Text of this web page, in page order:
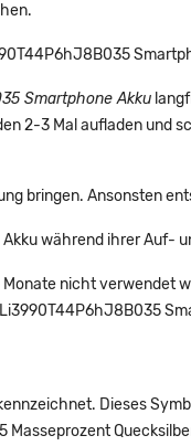
Smartphone Akku
2-3 Mal aufladen und
bringen. Ansonsten
während ihrer Auf-
Monate nicht verwendet
Dieses